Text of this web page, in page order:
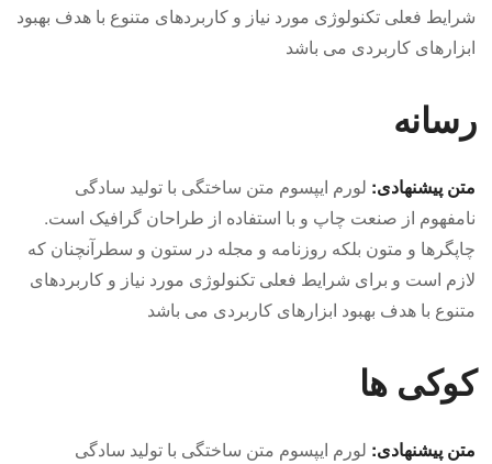
شرایط فعلی تکنولوژی مورد نیاز و کاربردهای متنوع با هدف بهبود
ابزارهای کاربردی می باشد
رسانه
متن پیشنهادی: لورم ایپسوم متن ساختگی با تولید سادگی
نامفهوم از صنعت چاپ و با استفاده از طراحان گرافیک است.
چاپگرها و متون بلکه روزنامه و مجله در ستون و سطرآنچنان که
لازم است و برای شرایط فعلی تکنولوژی مورد نیاز و کاربردهای
متنوع با هدف بهبود ابزارهای کاربردی می باشد
کوکی ها
متن پیشنهادی: لورم ایپسوم متن ساختگی با تولید سادگی